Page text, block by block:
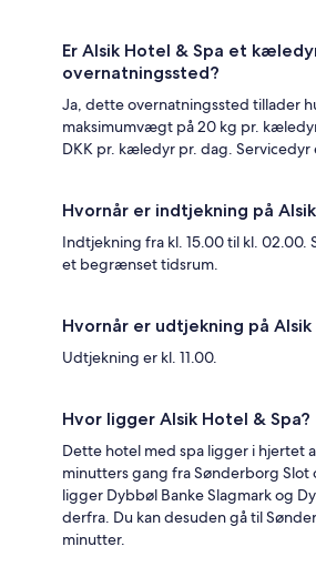
Er Alsik Hotel & Spa et
overnatningssted?
Ja, dette overnatningssted tillader
maksimumvægt på 20 kg pr.
DKK pr. kæledyr pr. dag.
Hvornår er indtjekning på
Indtjekning fra kl. 15.00 til kl. 02.00.
et begrænset tidsrum.
Hvornår er udtjekning på Alsik
Udtjekning er kl. 11.00.
Hvor ligger Alsik Hotel & Spa?
Dette hotel med spa ligger i hjertet
minutters gang fra Sønderborg Slot
ligger Dybbøl Banke Slagmark og
derfra. Du kan desuden gå til
minutter.